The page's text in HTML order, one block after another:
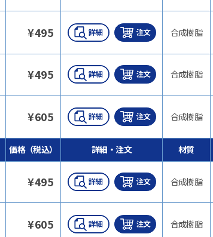
¥495
¥495
¥605
価格（税込） 詳細・注文
¥495
¥605
合成樹脂
合成樹脂
合成樹脂
材質
合成樹脂
合成樹脂